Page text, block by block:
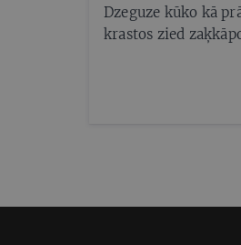
Dzeguze kūko kā
krastos zied